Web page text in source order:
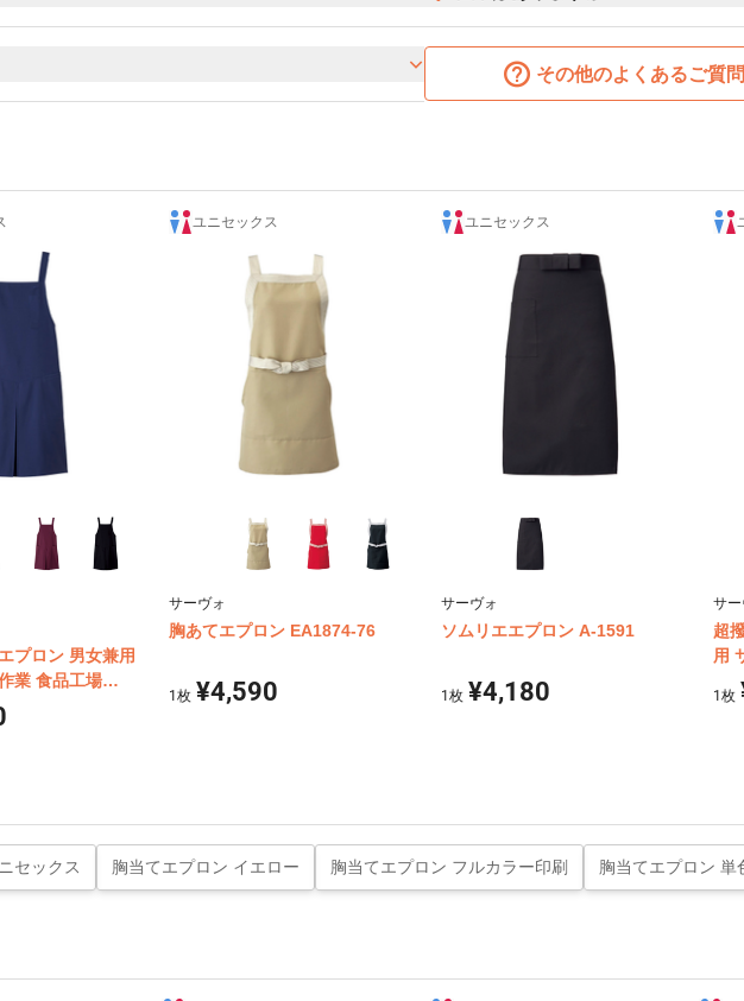
その他のよくあるご質問
プロン 男女兼用
業 食品工場
ユニセックス
サーヴォ
胸あてエプロン EA1874-76
1枚 ¥4,590
ユニセックス
サーヴォ
ソムリエエプロン A-1591
1 枚 ¥4,180
サー
超
用
1 枚
セックス 胸当てエプロン イエロー 胸当てエプロン フルカラー印刷 胸当てエプロン 単